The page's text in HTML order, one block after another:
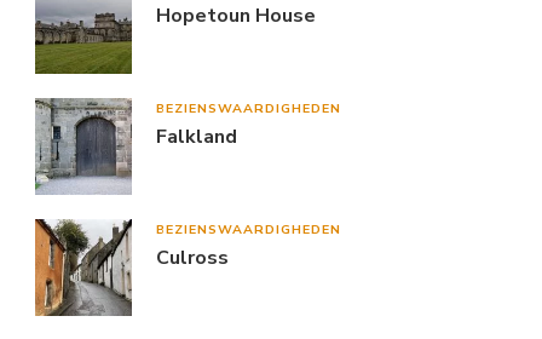
Hopetoun House
BEZIENSWAARDIGHEDEN
Falkland
BEZIENSWAARDIGHEDEN
Culross